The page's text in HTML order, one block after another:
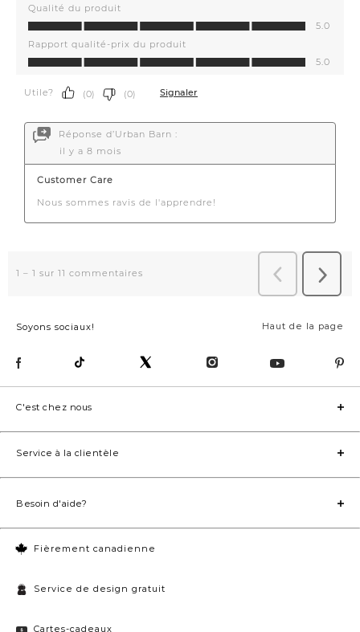
Haut de la page
Soyons sociaux!
Fièrement canadienne
Service de design gratuit
Cartes-cadeaux
C'est chez nous
Service à la clientèle
Besoin d'aide?